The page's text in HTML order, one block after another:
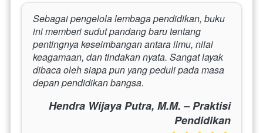
Sebagai pengelola lembaga pendidikan, buku
ini memberi sudut pandang baru tentang
pentingnya keseimbangan antara ilmu, nilai
keagamaan, dan tindakan nyata. Sangat layak
dibaca oleh siapa pun yang peduli pada masa
depan pendidikan bangsa.
Hendra Wijaya Putra, M.M. – Praktisi
Pendidikan